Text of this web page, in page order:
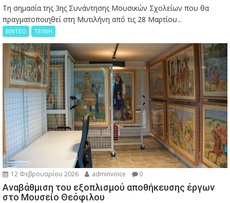
Τη σημασία της 3ης Συνάντησης Μουσικών Σχολείων που θα
πραγματοποιηθεί στη Μυτιλήνη από τις 28 Μαρτίου...
ΒΙΝΤΕΟ ΤΕΧΝΗ
12 Φεβρουαρίου 2026 adminvoice 0
Αναβάθμιση του εξοπλισμού αποθήκευσης έργων
στο Μουσείο Θεόφιλου